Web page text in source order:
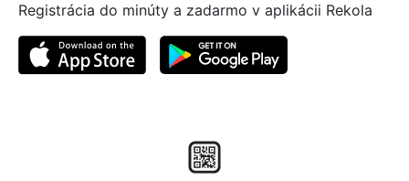
Registrácia do minúty a zadarmo v aplikácii Rekola